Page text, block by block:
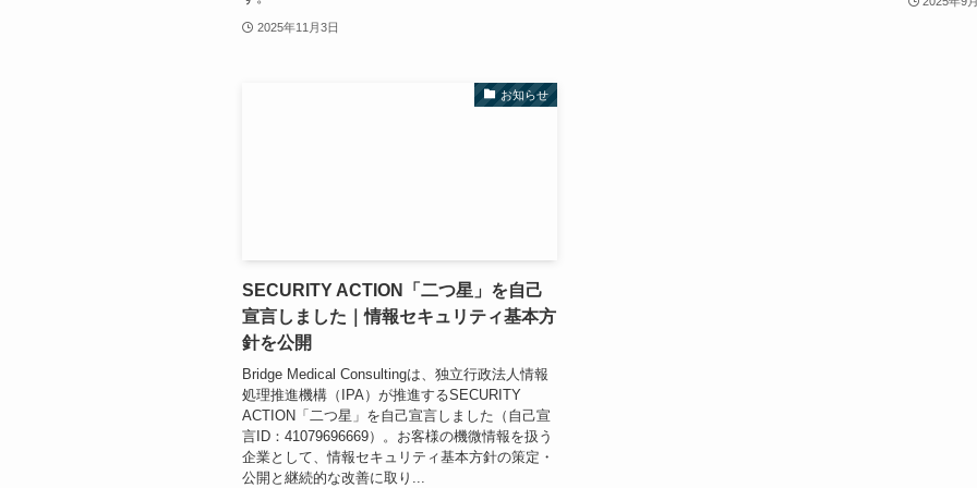
2025年11月3日
お知らせ
SECURITY ACTION「二つ星」を自己
宣言しました｜情報セキュリティ基本方
針を公開
Bridge Medical Consultingは、独立行政法人情報
処理推進機構（IPA）が推進するSECURITY
ACTION「二つ星」を自己宣言しました（自己宣
言ID：41079696669）。お客様の機微情報を扱う
企業として、情報セキュリティ基本方針の策定・
公開と継続的な改善に取り...